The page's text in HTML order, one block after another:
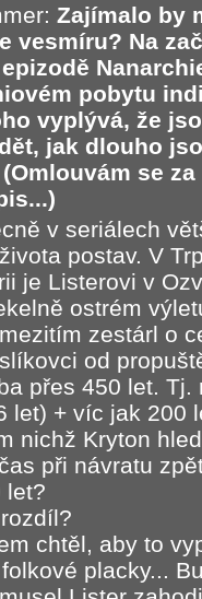
Zajímalo by
vesmíru? Na
pobytu
vyplývá, že
jak dlouho
se
v seriálech
postav. V
je Listerovi v
ostrém
zestárl o
od
přes 450 let.
let) + víc jak 200
nichž Kryton
při návratu
let?
chtěl, aby to
placky...